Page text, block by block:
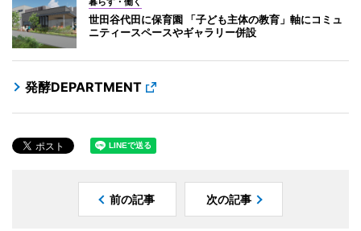
世田谷代田に保育園 「子ども主体の教育」軸にコミュ
ニティースペースやギャラリー併設
発酵DEPARTMENT
前の記事 次の記事